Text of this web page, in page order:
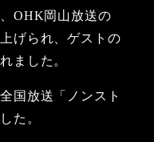
OHK岡山放送の
げられ、ゲストの
ました。
国放送「ノンスト
た。